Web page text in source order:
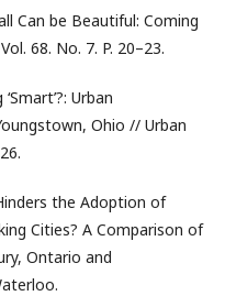
Can be Beautiful: Coming
68. No. 7. P. 20–23.
Urban
Ohio // Urban
the Adoption of
Cities? A Comparison of
Ontario and